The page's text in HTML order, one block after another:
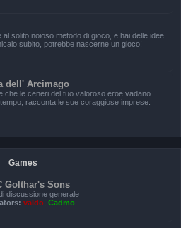
al solito noioso metodo di gioco, e hai delle idee
subito, potrebbe nascerne un gioco!
dell' Arcimago
che le ceneri del tuo valoroso eroe vadano
racconta le sue coraggiose imprese.
Games
Golthar's Sons
discussione generale
valdo Cadmo